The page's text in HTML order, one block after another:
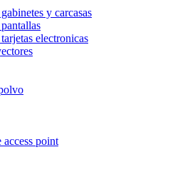
y carcasas
electronicas
point